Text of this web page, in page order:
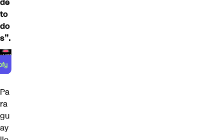
to
do
s”.
Pa
ra
gu
ay